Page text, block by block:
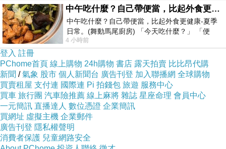
現在這個物價越來越貴，但是薪資卻不太漲的年代，省錢
可以說是每個人都必須要會的技能，因為同樣一件商品，
在不同的平台上有時賣價差距很驚人，真的會讓人抓狂
呢！所以我很喜歡在網路上比較價格，而多年以來的經驗
來說，讓我節省最多的購物平台，就是Gomaji了！
「GOMAJI 夠麻吉」提供消費者吃喝玩樂券服務。 在台灣
中午吃什麼？自己帶便當，比起外食更健康-夏季日常。(舞動馬尾廚房)
中午吃什麼？自己帶便當，比起外食更健康-夏季
日常。(舞動馬尾廚房) 「今天吃什麼？」 「便
當？麵？還是炒飯？」 每天都在選擇
4 小時前
登入 註冊
PChome首頁 線上購物 24h購物 書店 露天拍賣 比比昂代購
新聞 /氣象 股市 個人新聞台 廣告刊登 加入聯播網 全球購物
買賣租屋 支付連 國際連 Pi 拍錢包 旅遊 服務中心
買車 旅行團 汽車險推薦 線上麻將 雜誌 星座命理 會員中心
一元簡訊 直播達人 數位憑證 企業簡訊
買網址 虛擬主機 企業郵件
廣告刊登 隱私權聲明
消費者保護 兒童網路安全